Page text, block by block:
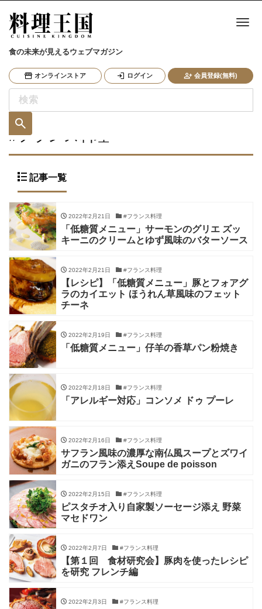
食の未来が見えるウェブマガジン
オンラインストア ログイン 会員登録(無料)
ナ
#フランス料理
記事一覧
2022年2月21日 #フランス料理
「低糖質メニュー」サーモンのグリエ ズッ
キーニのクリームとゆず風味のバターソース
2022年2月21日 #フランス料理
【レシピ】「低糖質メニュー」豚とフォアグ
ラのカイエット ほうれん草風味のフェット
チーネ
2022年2月19日 #フランス料理
「低糖質メニュー」仔羊の香草パン粉焼き
2022年2月18日 #フランス料理
「アレルギー対応」コンソメ ドゥ プーレ
2022年2月16日 #フランス料理
サフラン風味の濃厚な南仏風スープとズワイ
ガニのフラン添えSoupe de poisson
2022年2月15日 #フランス料理
ピスタチオ入り自家製ソーセージ添え 野菜
マセドワン
2022年2月7日 #フランス料理
【第１回 食材研究会】豚肉を使ったレシピ
を研究 フレンチ編
2022年2月3日 #フランス料理